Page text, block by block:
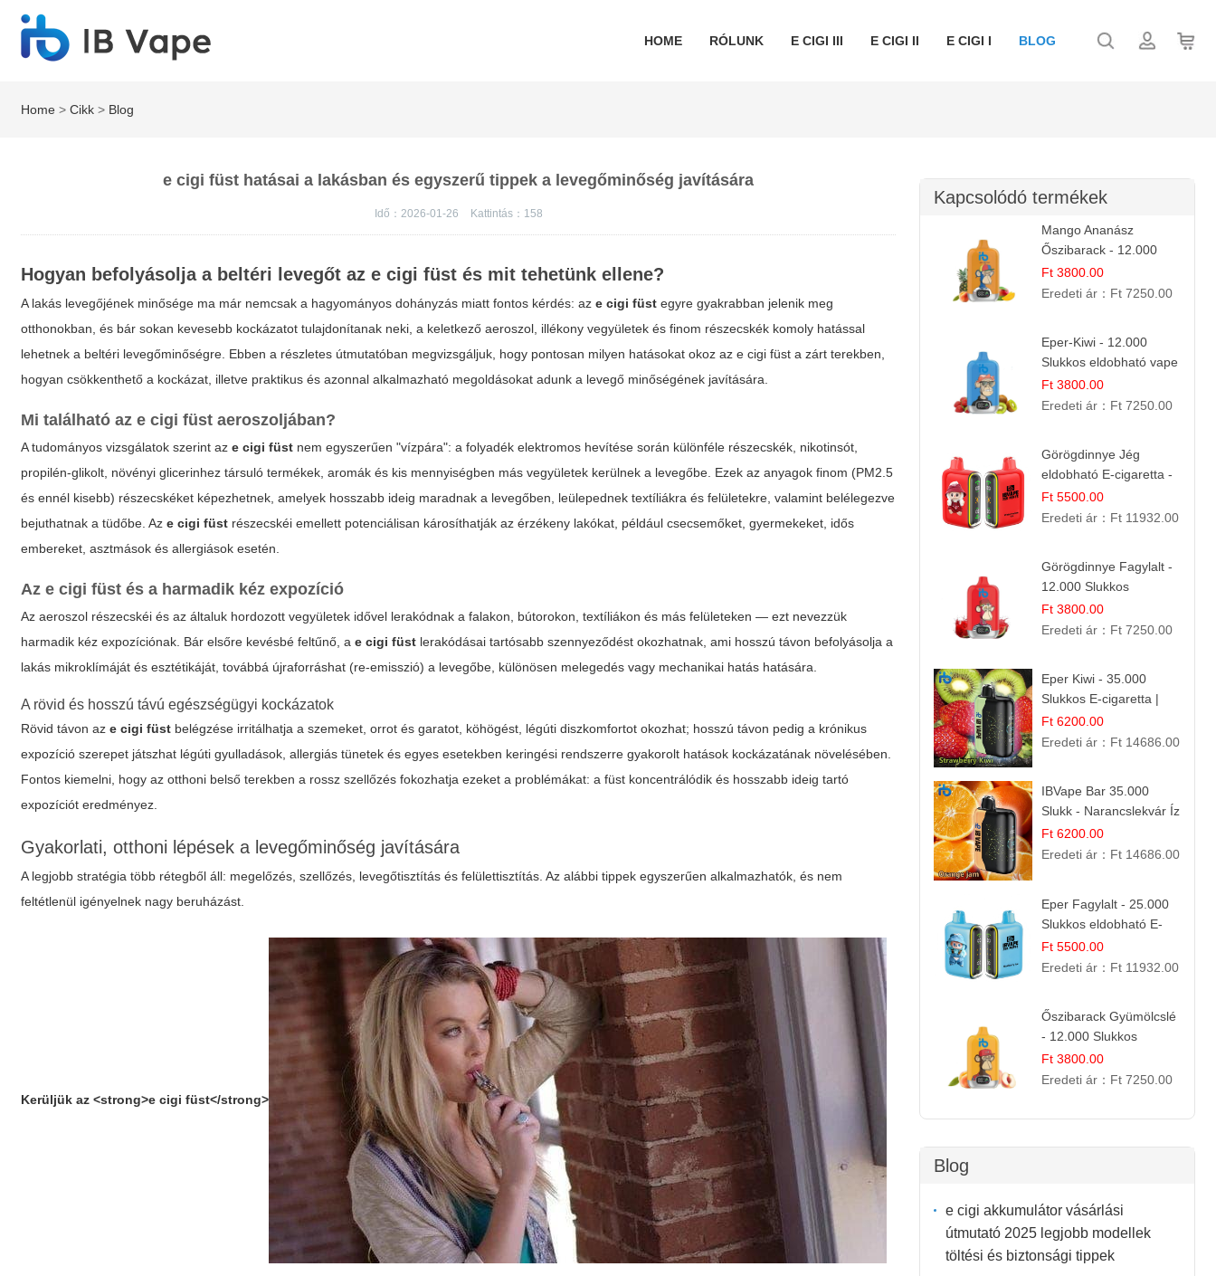
HOME RÓLUNK E CIGI III E CIGI II E CIGI I BLOG
Home >Cikk > Blog
e cigi füst hatásai a lakásban és egyszerű tippek a levegőminőség javítására
Idő：2026-01-26 Kattintás： 158
Hogyan befolyásolja a beltéri levegőt az e cigi füst és mit tehetünk ellene?
A lakás levegőjének minősége ma már nemcsak a hagyományos dohányzás miatt fontos kérdés: aze cigi füst egyre gyakrabban jelenik meg
otthonokban, és bár sokan kevesebb kockázatot tulajdonítanak neki, a keletkező aeroszol, illékony vegyületek és finom részecskék komoly hatással
lehetnek a beltéri levegőminőségre. Ebben a részletes útmutatóban megvizsgáljuk, hogy pontosan milyen hatásokat okoz aze cigi füst a zárt terekben,
hogyan csökkenthető a kockázat, illetve praktikus és azonnal alkalmazható megoldásokat adunk a levegő minőségének javítására.
Mi található aze cigi füst aeroszoljában?
A tudományos vizsgálatok szerint aze cigi füst nem egyszerűen "vízpára": a folyadék elektromos hevítése során különféle részecskék, nikotinsót,
propilén-glikolt, növényi glicerinhez társuló termékek, aromák és kis mennyiségben más vegyületek kerülnek a levegőbe. Ezek az anyagok finom (PM2.5
és ennél kisebb) részecskéket képezhetnek, amelyek hosszabb ideig maradnak a levegőben, leülepednek textíliákra és felületekre, valamint belélegezve
bejuthatnak a tüdőbe. Aze cigi füst részecskéi emellett potenciálisan károsíthatják az érzékeny lakókat, például csecsemőket, gyermekeket, idős
embereket, asztmások és allergiások esetén.
Aze cigi füst és a harmadik kéz expozíció
Az aeroszol részecskéi és az általuk hordozott vegyületek idővel lerakódnak a falakon, bútorokon, textíliákon és más felületeken — ezt nevezzük
harmadik kéz expozíciónak. Bár elsőre kevésbé feltűnő, ae cigi füst lerakódásai tartósabb szennyeződést okozhatnak, ami hosszú távon befolyásolja a
lakás mikroklímáját és esztétikáját, továbbá újraforráshat (re-emisszió) a levegőbe, különösen melegedés vagy mechanikai hatás hatására.
A rövid és hosszú távú egészségügyi kockázatok
Rövid távon aze cigi füst belégzése irritálhatja a szemeket, orrot és garatot, köhögést, légúti diszkomfortot okozhat; hosszú távon pedig a krónikus
expozíció szerepet játszhat légúti gyulladások, allergiás tünetek és egyes esetekben keringési rendszerre gyakorolt hatások kockázatának növelésében.
Fontos kiemelni, hogy az otthoni belső terekben a rossz szellőzés fokozhatja ezeket a problémákat: a füst koncentrálódik és hosszabb ideig tartó
expozíciót eredményez.
Gyakorlati, otthoni lépések a levegőminőség javítására
A legjobb stratégia több rétegből áll: megelőzés, szellőzés, levegőtisztítás és felülettisztítás. Az alábbi tippek egyszerűen alkalmazhatók, és nem
feltétlenül igényelnek nagy beruházást.
Kerüljük az<strong>e cigi füst</strong>
Kapcsolódó termékek
Mango Ananász
Őszibarack - 12.000
Slukkos eldobható e-
Cigaretta
Ft 3800.00
Eredeti ár： Ft 7250.00
Eper-Kiwi - 12.000
Slukkos eldobható vape
| Friss Gyümölcs
Kombináció
Ft 3800.00
Eredeti ár： Ft 7250.00
Görögdinnye Jég
eldobható E-cigaretta -
25.000 Slukk | Frissítő
Nyári Íz
Ft 5500.00
Eredeti ár： Ft 11932.00
Görögdinnye Fagylalt -
12.000 Slukkos
eldobható e-Cigaretta
Ft 3800.00
Eredeti ár： Ft 7250.00
Eper Kiwi - 35.000
Slukkos E-cigaretta |
IBVape Bar Friss
Gyümölcs Ízek
Ft 6200.00
Eredeti ár： Ft 14686.00
IBVape Bar 35.000
Slukk - Narancslekvár Íz
| Prémium E-cigaretta
Ft 6200.00
Eredeti ár： Ft 14686.00
Eper Fagylalt - 25.000
Slukkos eldobható E-
cigaretta | Édes
Desszert Íz
Ft 5500.00
Eredeti ár： Ft 11932.00
Őszibarack Gyümölcslé
- 12.000 Slukkos
eldobható e-Cigaretta |
Friss Gyümölcs Íz
Ft 3800.00
Eredeti ár： Ft 7250.00
Blog
e cigi akkumulátor vásárlási
útmutató 2025 legjobb modellek
töltési és biztonsági tippek